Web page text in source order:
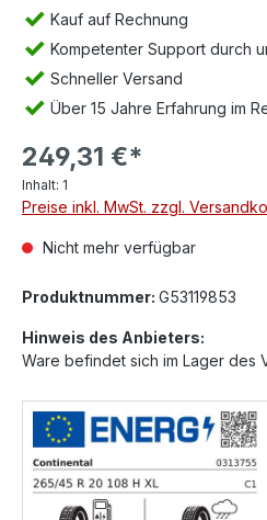
Kauf auf Rechnung
Kompetenter Support durch
Schneller Versand
Über 15 Jahre Erfahrung im
249,31 €*
Inhalt: 1
Preise inkl. MwSt. zzgl.
Nicht mehr verfügbar
Produktnummer: G53119853
Hinweis des Anbieters:
Ware befindet sich im Lager des